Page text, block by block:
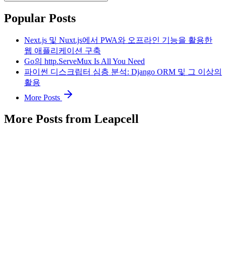
Popular Posts
Next.js 및 Nuxt.js에서 PWA와 오프라인 기능을 활용한
웹 애플리케이션 구축
Go의 http.ServeMux Is All You Need
파이썬 디스크립터 심층 분석: Django ORM 및 그 이상의
활용
More Posts
More Posts from Leapcell